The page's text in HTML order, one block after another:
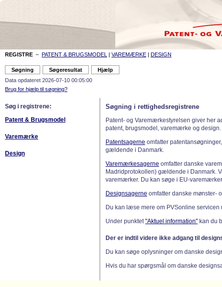
REGISTRE – PATENT & BRUGSMODEL | VAREMÆRKE | DESIGN
Data opdateret 2026-07-10 00:05:00
Brug for hjælp til søgning?
Søg i registrene:
Patent & Brugsmodel
Varemærke
Design
Søgning i rettighedsregistrene
Patent- og Varemærkestyrelsen giver her
patent, brugsmodel, varemærke og design.
Patentsagerne omfatter
gældende i Danmark.
Varemærkesagerne omfatter danske
Madridprotokollen) gældende i Danmark.
varemærker. Du kan søge i EU-
Designsagerne omfatter danske mønster-
Du kan læse mere om PVSonline
Under punktet"Aktuel information" kan du
Der er indtil videre ikke adgang til
Du kan søge oplysninger om danske
Hvis du har spørgsmål om danske